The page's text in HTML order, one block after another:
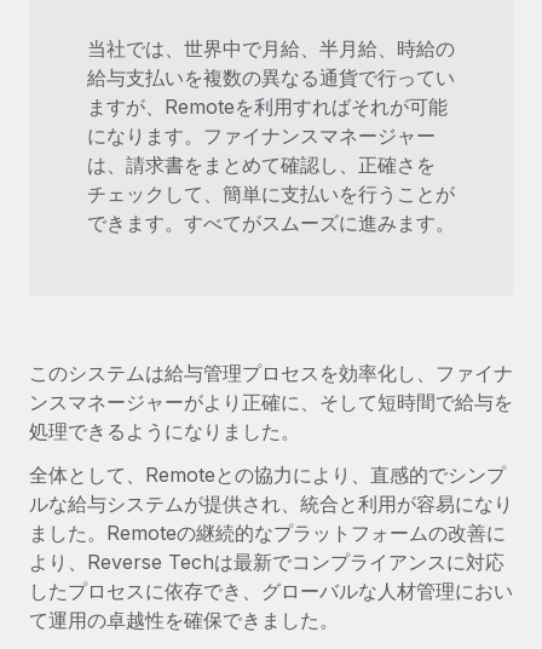
当社では、世界中で月給、半月給、時給の
給与支払いを複数の異なる通貨で行ってい
ますが、Remoteを利用すればそれが可能
になります。ファイナンスマネージャー
は、請求書をまとめて確認し、正確さを
チェックして、簡単に支払いを行うことが
できます。すべてがスムーズに進みます。
このシステムは給与管理プロセスを効率化し、ファイナ
ンスマネージャーがより正確に、そして短時間で給与を
処理できるようになりました。
全体として、Remoteとの協力により、直感的でシンプ
ルな給与システムが提供され、統合と利用が容易になり
ました。Remoteの継続的なプラットフォームの改善に
より、Reverse Techは最新でコンプライアンスに対応
したプロセスに依存でき、グローバルな人材管理におい
て運用の卓越性を確保できました。